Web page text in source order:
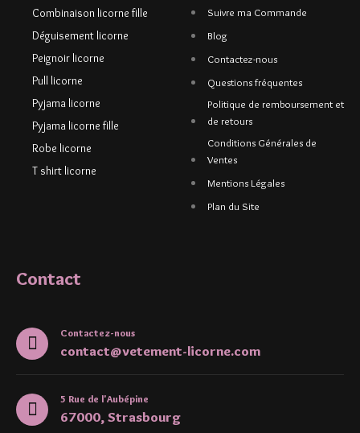
Combinaison licorne fille
Déguisement licorne
Peignoir licorne
Pull licorne
Pyjama licorne
Pyjama licorne fille
Robe licorne
T shirt licorne
Suivre ma Commande
Blog
Contactez-nous
Questions fréquentes
Politique de remboursement et
de retours
Conditions Générales de
Ventes
Mentions Légales
Plan du Site
Contact
Contactez-nous
contact@vetement-licorne.com
5 Rue de l'Aubépine
67000, Strasbourg